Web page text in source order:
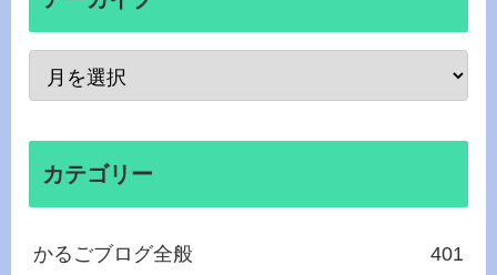
カテゴリー
かるごブログ全般 401